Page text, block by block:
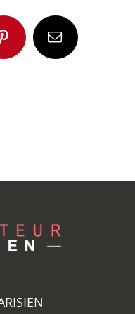
PinterestEmail